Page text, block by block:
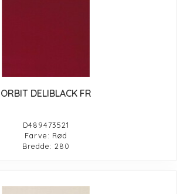
ORBIT DELIBLACK FR
D489473521
Farve: Rød
Bredde: 280